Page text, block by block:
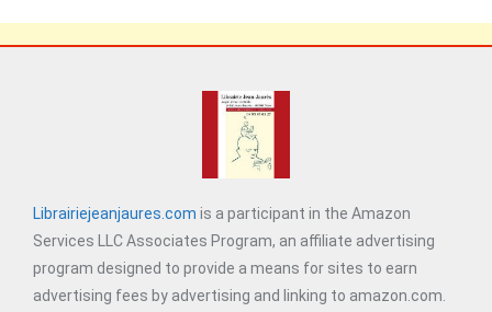
Librairiejeanjaures.com is a participant in the Amazon
Services LLC Associates Program, an affiliate advertising
program designed to provide a means for sites to earn
advertising fees by advertising and linking to amazon.com.